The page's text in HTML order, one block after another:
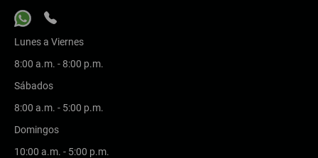
Lunes a Viernes
8:00 a.m. - 8:00 p.m.
Sábados
8:00 a.m. - 5:00 p.m.
Domingos
10:00 a.m. - 5:00 p.m.